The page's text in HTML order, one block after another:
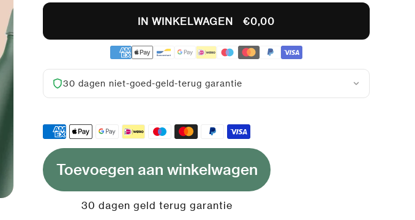
IN WINKELWAGEN €0,00
30 dagen niet-goed-geld-terug garantie
Toevoegen aan winkelwagen
30 dagen geld terug garantie